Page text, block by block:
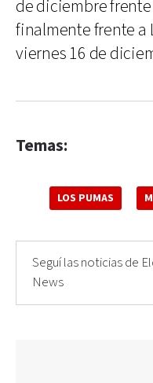
de diciembre
finalmente frente a
viernes 16 de
Temas:
LOS PUMAS
Seguí las noticias de
News